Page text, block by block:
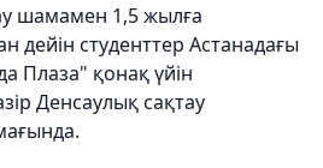
шамамен 1,5 жылға
дейін студенттер Астанадағы
Плаза" қонақ үйін
Денсаулық сақтау